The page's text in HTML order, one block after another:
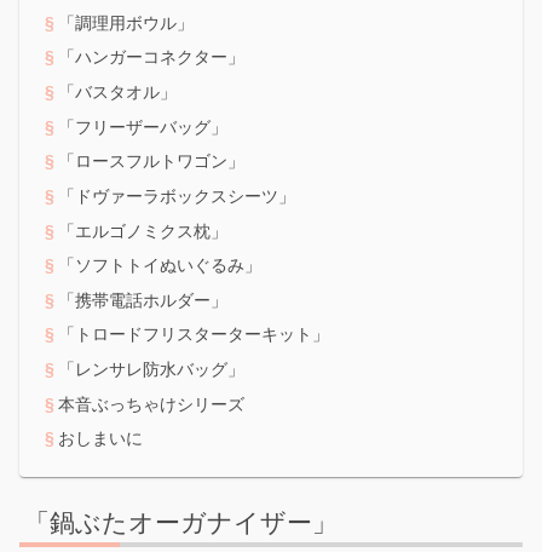
「調理用ボウル」
「ハンガーコネクター」
「バスタオル」
「フリーザーバッグ」
「ロースフルトワゴン」
「ドヴァーラボックスシーツ」
「エルゴノミクス枕」
「ソフトトイぬいぐるみ」
「携帯電話ホルダー」
「トロードフリスターターキット」
「レンサレ防水バッグ」
本音ぶっちゃけシリーズ
おしまいに
「鍋ぶたオーガナイザー」